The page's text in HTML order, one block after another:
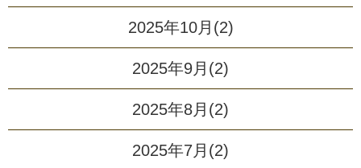
2025年10月(2)
2025年9月(2)
2025年8月(2)
2025年7月(2)